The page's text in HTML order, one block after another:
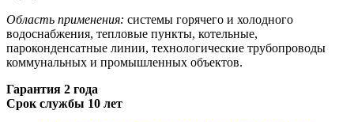
Область применения: системы горячего и холодного
водоснабжения, тепловые пункты, котельные,
пароконденсатные линии, технологические трубопроводы
коммунальных и промышленных объектов.
Гарантия 2 года
Срок службы 10 лет